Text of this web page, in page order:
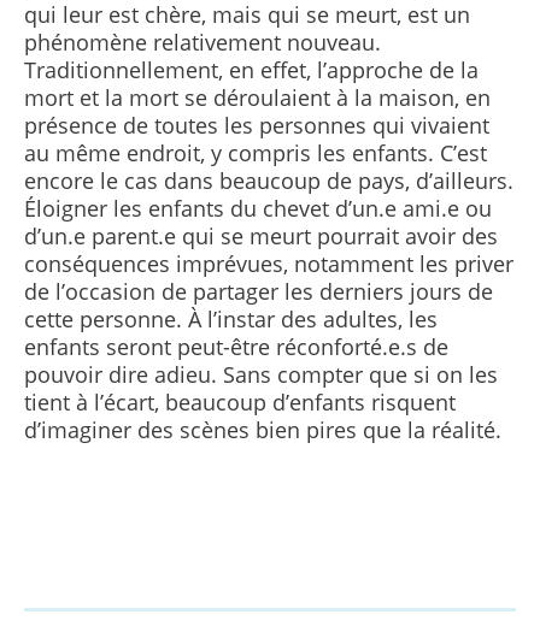
qui leur est chère, mais qui se meurt, est un
phénomène relativement nouveau.
Traditionnellement, en effet, l’approche de la
mort et la mort se déroulaient à la maison, en
présence de toutes les personnes qui vivaient
au même endroit, y compris les enfants. C’est
encore le cas dans beaucoup de pays, d’ailleurs.
Éloigner les enfants du chevet d’un.e ami.e ou
d’un.e parent.e qui se meurt pourrait avoir des
conséquences imprévues, notamment les priver
de l’occasion de partager les derniers jours de
cette personne. À l’instar des adultes, les
enfants seront peut-être réconforté.e.s de
pouvoir dire adieu. Sans compter que si on les
tient à l’écart, beaucoup d’enfants risquent
d’imaginer des scènes bien pires que la réalité.